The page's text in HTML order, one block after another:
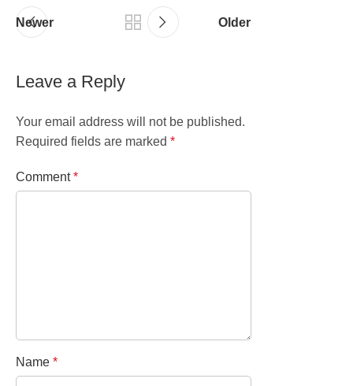
Newer Older
Leave a Reply
Your email address will not be published.
Required fields are marked *
Comment*
Name *